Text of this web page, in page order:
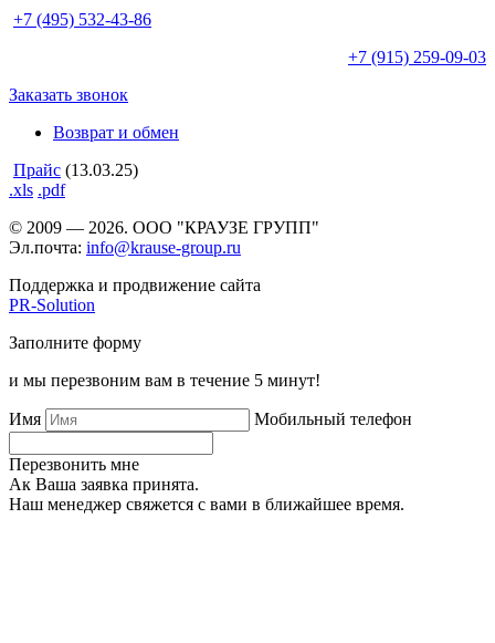
+7 (495) 532-43-86
+7 (915) 259-09-03
Заказать звонок
Возврат и обмен
Прайс (13.03.25)
.xls .pdf
© 2009 — 2026. ООО "КРАУЗЕ ГРУПП"
Эл.почта: info@krause-group.ru
Поддержка и продвижение сайта
PR-Solution
Заполните форму
и мы перезвоним вам в течение 5 минут!
Имя Мобильный телефон
Перезвонить мне
Ак Ваша заявка принята.
Наш менеджер свяжется с вами в ближайшее время.